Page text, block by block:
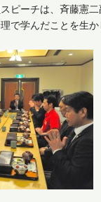
ピーチは、斉藤憲
で学んだことを生